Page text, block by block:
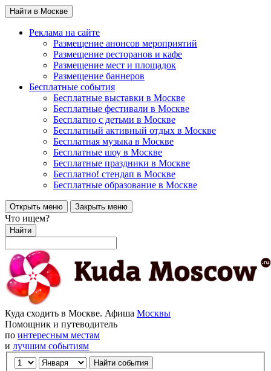
Найти в Москве
Реклама на сайте
Размещение анонсов мероприятий
Размещение ресторанов и кафе
Размещение мест и площадок
Размещение баннеров
Бесплатные события
Бесплатные выставки в Москве
Бесплатные фестивали в Москве
Бесплатно с детьми в Москве
Бесплатный активный отдых в Москве
Бесплатная музыка в Москве
Бесплатные шоу в Москве
Бесплатные праздники в Москве
Бесплатно! стендап в Москве
Бесплатные образование в Москве
Открыть меню Закрыть меню
Что ищем?
Найти
Куда сходить в Москве. Афиша Москвы
Помощник и путеводитель
по интересным местам
и лучшим событиям